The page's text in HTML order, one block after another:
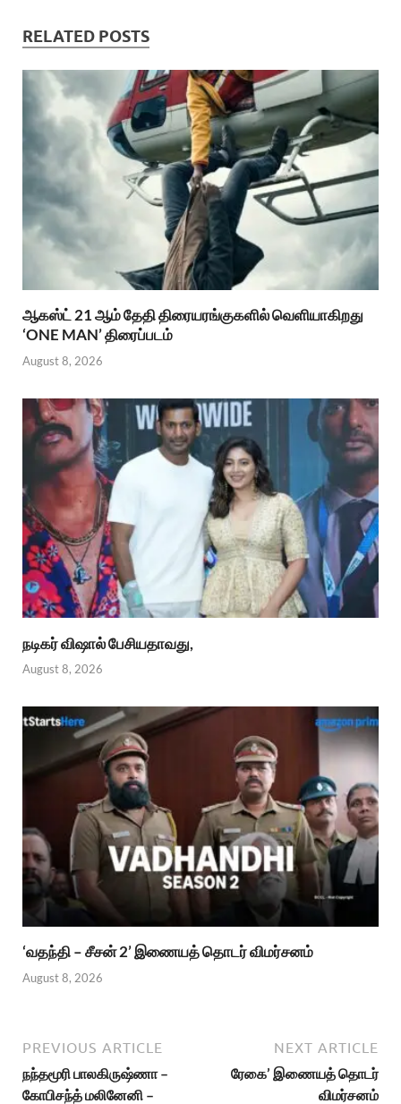
RELATED POSTS
ஆகஸ்ட் 21 ஆம் தேதி திரையரங்குகளில் வெளியாகிறது
‘ONE MAN’ திரைப்படம்
August 8, 2026
நடிகர் விஷால் பேசியதாவது,
August 8, 2026
‘வதந்தி – சீசன் 2’ இணையத் தொடர் விமர்சனம்
August 8, 2026
PREVIOUS ARTICLE
நந்தமூரி பாலகிருஷ்ணா –
கோபிசந்த் மலினேனி –
NEXT ARTICLE
ரேகை’ இணையத் தொடர்
விமர்சனம்